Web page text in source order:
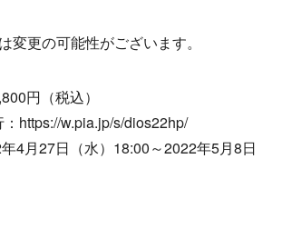
変更の可能性がございます。
円（税込）
https://w.pia.jp/s/dios22hp/
4月27日（水）18:00～2022年5月8日